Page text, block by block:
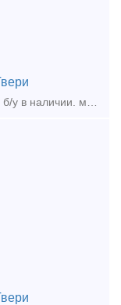
Продаем Электровоз ВЛ 10 на запчасти б/у в наличии. можно весь электровоз целиком.